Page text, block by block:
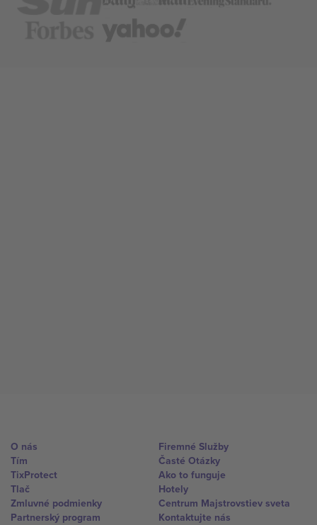
O nás
Tím
TixProtect
Tlač
Zmluvné podmienky
Partnerský program
Firemné Služby
Časté Otázky
Ako to funguje
Hotely
Centrum Majstrovstiev sveta
Kontaktujte nás